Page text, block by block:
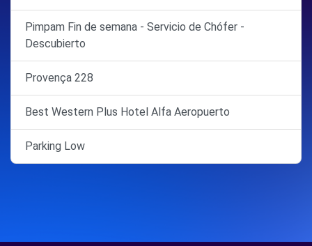
Pimpam Fin de semana - Servicio de Chófer -
Descubierto
Provença 228
Best Western Plus Hotel Alfa Aeropuerto
Parking Low